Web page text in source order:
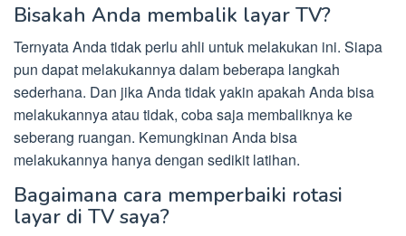
Bisakah Anda membalik layar TV?
Ternyata Anda tidak perlu ahli untuk melakukan ini. Siapa
pun dapat melakukannya dalam beberapa langkah
sederhana. Dan jika Anda tidak yakin apakah Anda bisa
melakukannya atau tidak, coba saja membaliknya ke
seberang ruangan. Kemungkinan Anda bisa
melakukannya hanya dengan sedikit latihan.
Bagaimana cara memperbaiki rotasi
layar di TV saya?